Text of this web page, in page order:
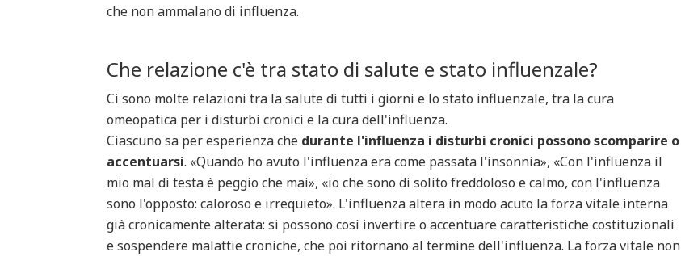
che non ammalano di influenza.
Che relazione c'è tra stato di salute e stato influenzale?
Ci sono molte relazioni tra la salute di tutti i giorni e lo stato influenzale, tra la cura
omeopatica per i disturbi cronici e la cura dell'influenza.
Ciascuno sa per esperienza che durante l'influenza i disturbi cronici possono scomparire o
accentuarsi. «Quando ho avuto l'influenza era come passata l'insonnia», «Con l'influenza il
mio mal di testa è peggio che mai», «io che sono di solito freddoloso e calmo, con l'influenza
sono l'opposto: caloroso e irrequieto». L'influenza altera in modo acuto la forza vitale interna
già cronicamente alterata: si possono così invertire o accentuare caratteristiche costituzionali
e sospendere malattie croniche, che poi ritornano al termine dell'influenza. La forza vitale non